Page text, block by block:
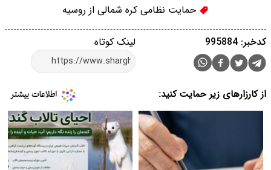
حمایت نظامی کره شمالی از روسیه
لینک کوتاه کدخبر: 995884
از کارزارهای زیر حمایت کنید: